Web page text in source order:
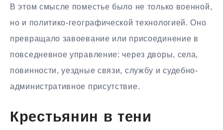
В этом смысле поместье было не только военной,
но и политико-географической технологией. Оно
превращало завоевание или присоединение в
повседневное управление: через дворы, села,
повинности, уездные связи, службу и судебно-
административное присутствие.
Крестьянин в тени